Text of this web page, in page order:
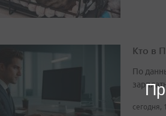
Кто в
По
сегодня,